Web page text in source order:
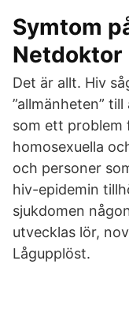
Symtom
Netdoktor
Det är allt. Hiv
”allmänheten”
som ett
homosexuella
och personer
hiv-epidemin
sjukdomen
utvecklas lör,
Lågupplöst.